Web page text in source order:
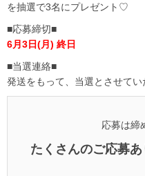
を抽選で3名にプレゼント♡
■応募締切■
6月3日(月) 終日
■当選連絡■
発送をもって、当選とさせてい
応募は締
たくさんのご応募